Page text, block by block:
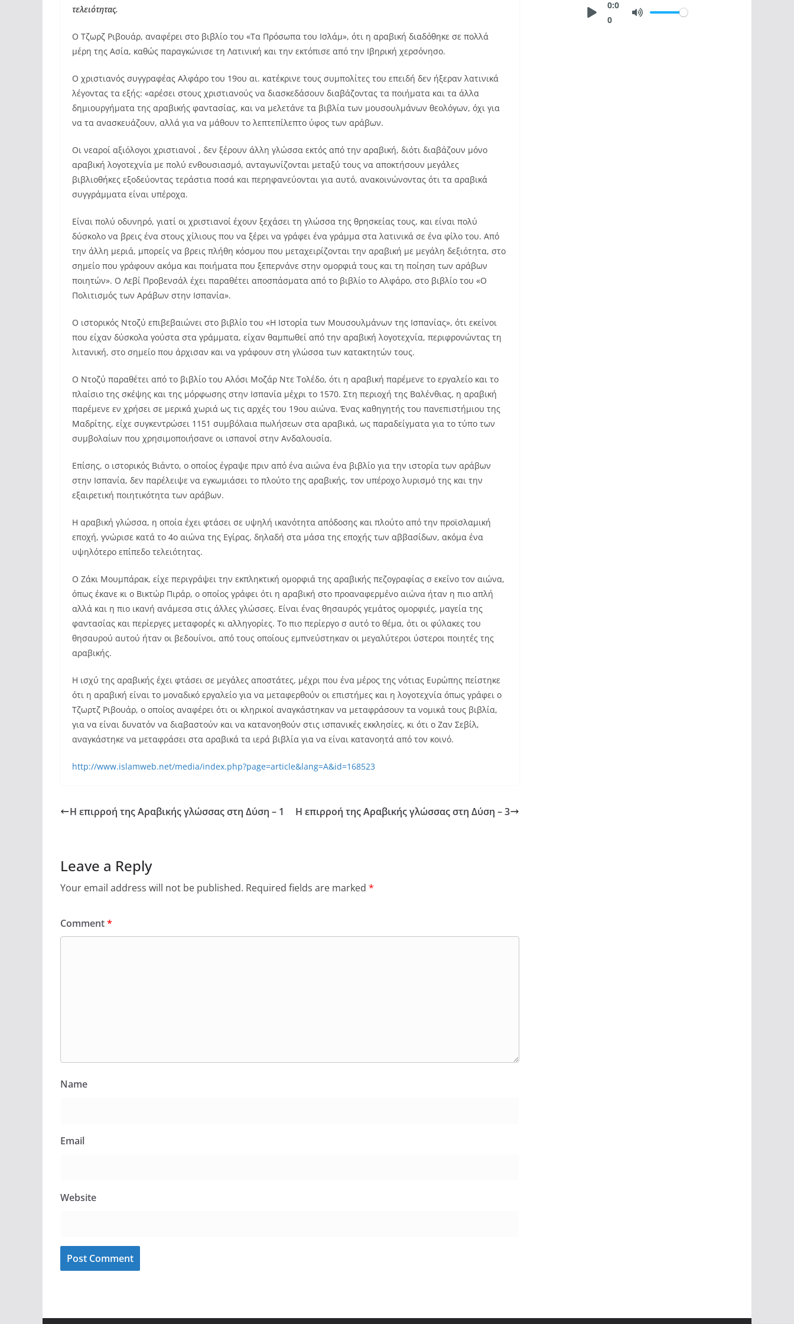
τελειότητας.
Ο Τζωρζ Ριβουάρ, αναφέρει στο βιβλίο του «Τα Πρόσωπα του Ισλάμ», ότι η αραβική διαδόθηκε σε πολλά
μέρη της Ασία, καθώς παραγκώνισε τη Λατινική και την εκτόπισε από την Ιβηρική χερσόνησο.
Ο χριστιανός συγγραφέας Αλφάρο του 19ου αι. κατέκρινε τους συμπολίτες του επειδή δεν ήξεραν λατινικά
λέγοντας τα εξής: «αρέσει στους χριστιανούς να διασκεδάσουν διαβάζοντας τα ποιήματα και τα άλλα
δημιουργήματα της αραβικής φαντασίας, και να μελετάνε τα βιβλία των μουσουλμάνων θεολόγων, όχι για
να τα ανασκευάζουν, αλλά για να μάθουν το λεπτεπίλεπτο ύφος των αράβων.
Οι νεαροί αξιόλογοι χριστιανοί , δεν ξέρουν άλλη γλώσσα εκτός από την αραβική, διότι διαβάζουν μόνο
αραβική λογοτεχνία με πολύ ενθουσιασμό, ανταγωνίζονται μεταξύ τους να αποκτήσουν μεγάλες
βιβλιοθήκες εξοδεύοντας τεράστια ποσά και περηφανεύονται για αυτό, ανακοινώνοντας ότι τα αραβικά
συγγράμματα είναι υπέροχα.
Είναι πολύ οδυνηρό, γιατί οι χριστιανοί έχουν ξεχάσει τη γλώσσα της θρησκείας τους, και είναι πολύ
δύσκολο να βρεις ένα στους χίλιους που να ξέρει να γράφει ένα γράμμα στα λατινικά σε ένα φίλο του. Από
την άλλη μεριά, μπορείς να βρεις πλήθη κόσμου που μεταχειρίζονται την αραβική με μεγάλη δεξιότητα, στο
σημείο που γράφουν ακόμα και ποιήματα που ξεπερνάνε στην ομορφιά τους και τη ποίηση των αράβων
ποιητών». Ο Λεβί Προβενσάλ έχει παραθέτει αποσπάσματα από το βιβλίο το Αλφάρο, στο βιβλίο του «Ο
Πολιτισμός των Αράβων στην Ισπανία».
Ο ιστορικός Ντοζύ επιβεβαιώνει στο βιβλίο του «Η Ιστορία των Μουσουλμάνων της Ισπανίας», ότι εκείνοι
που είχαν δύσκολα γούστα στα γράμματα, είχαν θαμπωθεί από την αραβική λογοτεχνία, περιφρονώντας τη
λιτανική, στο σημείο που άρχισαν και να γράφουν στη γλώσσα των κατακτητών τους.
Ο Ντοζύ παραθέτει από το βιβλίο του Αλόσι Μοζάρ Ντε Τολέδο, ότι η αραβική παρέμενε το εργαλείο και το
πλαίσιο της σκέψης και της μόρφωσης στην Ισπανία μέχρι το 1570. Στη περιοχή της Βαλένθιας, η αραβική
παρέμενε εν χρήσει σε μερικά χωριά ως τις αρχές του 19ου αιώνα. Ένας καθηγητής του πανεπιστήμιου της
Μαδρίτης, είχε συγκεντρώσει 1151 συμβόλαια πωλήσεων στα αραβικά, ως παραδείγματα για το τύπο των
συμβολαίων που χρησιμοποιήσανε οι ισπανοί στην Ανδαλουσία.
Επίσης, ο ιστορικός Βιάντο, ο οποίος έγραψε πριν από ένα αιώνα ένα βιβλίο για την ιστορία των αράβων
στην Ισπανία, δεν παρέλειψε να εγκωμιάσει το πλούτο της αραβικής, τον υπέροχο λυρισμό της και την
εξαιρετική ποιητικότητα των αράβων.
Η αραβική γλώσσα, η οποία έχει φτάσει σε υψηλή ικανότητα απόδοσης και πλούτο από την προϊσλαμική
εποχή, γνώρισε κατά το 4ο αιώνα της Εγίρας, δηλαδή στα μάσα της εποχής των αββασίδων, ακόμα ένα
υψηλότερο επίπεδο τελειότητας.
Ο Ζάκι Μουμπάρακ, είχε περιγράψει την εκπληκτική ομορφιά της αραβικής πεζογραφίας σ εκείνο τον αιώνα,
όπως έκανε κι ο Βικτώρ Πιράρ, ο οποίος γράφει ότι η αραβική στο προαναφερμένο αιώνα ήταν η πιο απλή
αλλά και η πιο ικανή ανάμεσα στις άλλες γλώσσες. Είναι ένας θησαυρός γεμάτος ομορφιές, μαγεία της
φαντασίας και περίεργες μεταφορές κι αλληγορίες. Το πιο περίεργο σ αυτό το θέμα, ότι οι φύλακες του
θησαυρού αυτού ήταν οι βεδουίνοι, από τους οποίους εμπνεύστηκαν οι μεγαλύτεροι ύστεροι ποιητές της
αραβικής.
Η ισχύ της αραβικής έχει φτάσει σε μεγάλες αποστάτες, μέχρι που ένα μέρος της νότιας Ευρώπης πείστηκε
ότι η αραβική είναι το μοναδικό εργαλείο για να μεταφερθούν οι επιστήμες και η λογοτεχνία όπως γράφει ο
Τζωρτζ Ριβουάρ, ο οποίος αναφέρει ότι οι κληρικοί αναγκάστηκαν να μεταφράσουν τα νομικά τους βιβλία,
για να είναι δυνατόν να διαβαστούν και να κατανοηθούν στις ισπανικές εκκλησίες, κι ότι ο Ζαν Σεβίλ,
αναγκάστηκε να μεταφράσει στα αραβικά τα ιερά βιβλία για να είναι κατανοητά από τον κοινό.
http://www.islamweb.net/media/index.php?page=article&lang=A&id=168523
Η επιρροή της Αραβικής γλώσσας στη Δύση – 1 Η επιρροή της Αραβικής γλώσσας στη Δύση – 3
Leave a Reply
Your email address will not be published. Required fields are marked *
Comment*
Name
Email
Website
0:0
0